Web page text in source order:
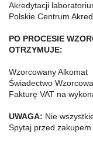
Akredytacji
Polskie Centrum
PO PROCESIE
OTRZYMUJE:
Wzorcowany Alkomat
Świadectwo
Fakturę VAT na
UWAGA: Nie
Spytaj przed